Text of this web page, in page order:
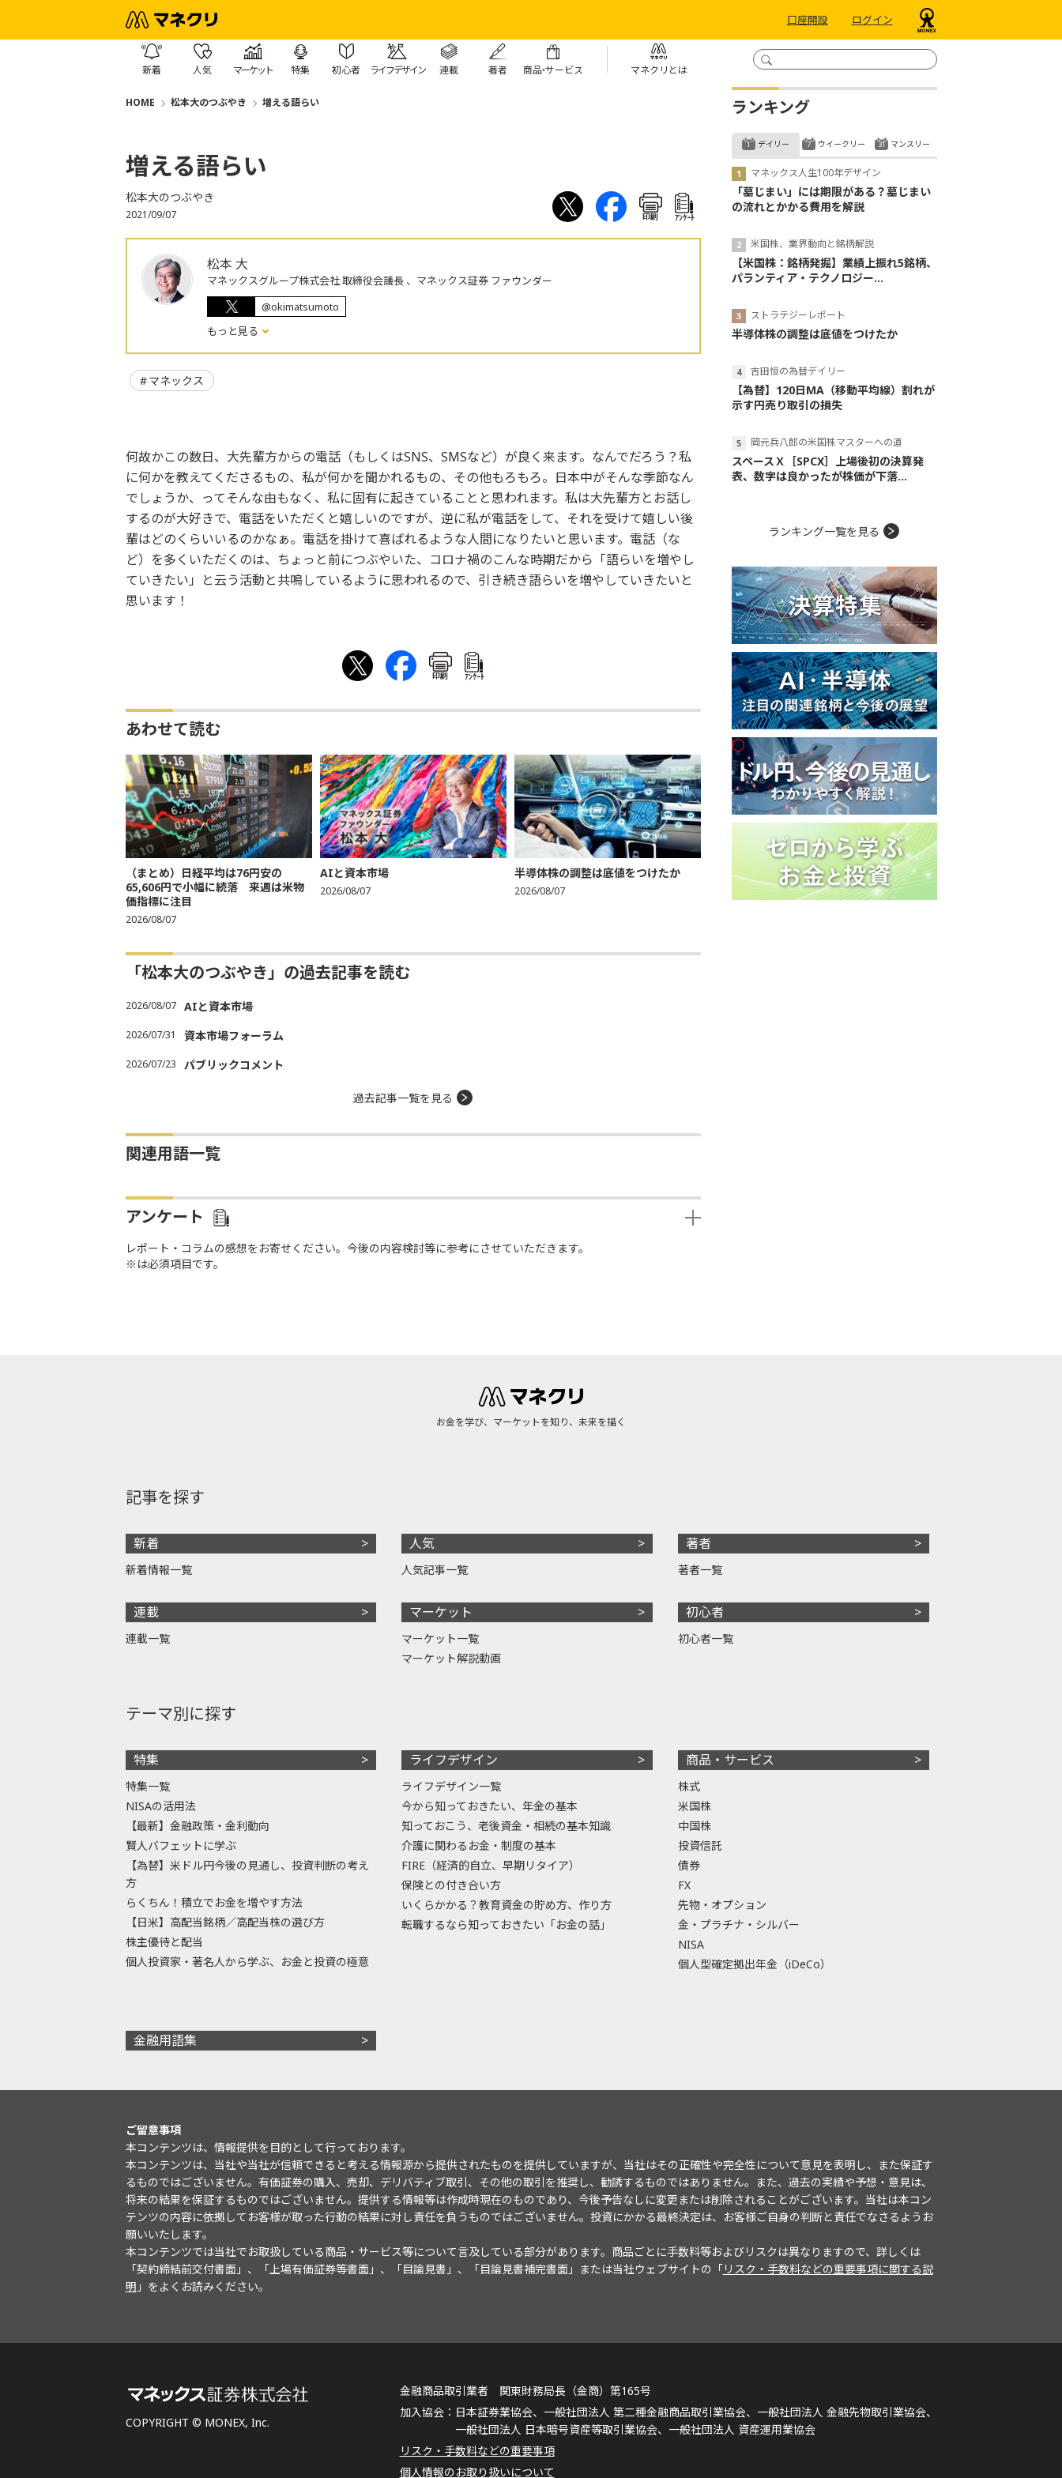
口座開設 ログイン
新着 人気 マーケット 特集 初心者 ライフデザイン 連載 著者 商品・サービス マネクリとは
HOME 松本大のつぶやき 増える語らい
増える語らい
松本大のつぶやき
2021/09/07 印刷 ｱﾝｹｰﾄ
松本 大
マネックスグループ株式会社 取締役会議長 、マネックス証券 ファウンダー
@okimatsumoto
もっと見る
マネックス
何故かこの数日、大先輩方からの電話（もしくはSNS、SMSなど）が良く来ます。なんでだろう？私
に何かを教えてくださるもの、私が何かを聞かれるもの、その他もろもろ。日本中がそんな季節なん
でしょうか、ってそんな由もなく、私に固有に起きていることと思われます。私は大先輩方とお話し
するのが大好きで、電話をいただくと嬉しいのですが、逆に私が電話をして、それを受けて嬉しい後
輩はどのくらいいるのかなぁ。電話を掛けて喜ばれるような人間になりたいと思います。電話（な
ど）を多くいただくのは、ちょっと前につぶやいた、コロナ禍のこんな時期だから「語らいを増やし
ていきたい」と云う活動と共鳴しているように思われるので、引き続き語らいを増やしていきたいと
思います！
印刷 ｱﾝｹｰﾄ
あわせて読む
（まとめ）日経平均は76円安の
65,606円で小幅に続落 来週は米物
価指標に注目
2026/08/07
AIと資本市場
2026/08/07
半導体株の調整は底値をつけたか
2026/08/07
「松本大のつぶやき」の過去記事を読む
2026/08/07 AIと資本市場
2026/07/31 資本市場フォーラム
2026/07/23 パブリックコメント
過去記事一覧を見る
関連用語一覧
アンケート
レポート・コラムの感想をお寄せください。今後の内容検討等に参考にさせていただきます。
※は必須項目です。
ランキング
デイリー
マネックス人生100年デザイン
「墓じまい」には期限がある？墓じまい
の流れとかかる費用を解説
米国株、業界動向と銘柄解説
【米国株：銘柄発掘】業績上振れ5銘柄、
パランティア・テクノロジー...
ストラテジーレポート
半導体株の調整は底値をつけたか
吉田恒の為替デイリー
【為替】120日MA（移動平均線）割れが
示す円売り取引の損失
岡元兵八郎の米国株マスターへの道
スペースＸ［SPCX］上場後初の決算発
表、数字は良かったが株価が下落...
ウイークリー マンスリー
ランキング一覧を見る
お金を学び、マーケットを知り、未来を描く
記事を探す
新着
新着情報一覧
連載
連載一覧
人気
人気記事一覧
マーケット
マーケット一覧
マーケット解説動画
著者
著者一覧
初心者
初心者一覧
テーマ別に探す
特集
特集一覧
NISAの活用法
【最新】金融政策・金利動向
賢人バフェットに学ぶ
【為替】米ドル円今後の見通し、投資判断の考え
方
らくちん！積立でお金を増やす方法
【日米】高配当銘柄／高配当株の選び方
株主優待と配当
個人投資家・著名人から学ぶ、お金と投資の極意
ライフデザイン
ライフデザイン一覧
今から知っておきたい、年金の基本
知っておこう、老後資金・相続の基本知識
介護に関わるお金・制度の基本
FIRE（経済的自立、早期リタイア）
保険との付き合い方
いくらかかる？教育資金の貯め方、作り方
転職するなら知っておきたい「お金の話」
商品・サービス
株式
米国株
中国株
投資信託
債券
FX
先物・オプション
金・プラチナ・シルバー
NISA
個人型確定拠出年金（iDeCo）
金融用語集
ご留意事項
本コンテンツは、情報提供を目的として行っております。
本コンテンツは、当社や当社が信頼できると考える情報源から提供されたものを提供していますが、当社はその正確性や完全性について意見を表明し、また保証す
るものではございません。有価証券の購入、売却、デリバティブ取引、その他の取引を推奨し、勧誘するものではありません。また、過去の実績や予想・意見は、
将来の結果を保証するものではございません。提供する情報等は作成時現在のものであり、今後予告なしに変更または削除されることがございます。当社は本コン
テンツの内容に依拠してお客様が取った行動の結果に対し責任を負うものではございません。投資にかかる最終決定は、お客様ご自身の判断と責任でなさるようお
願いいたします。
本コンテンツでは当社でお取扱している商品・サービス等について言及している部分があります。商品ごとに手数料等およびリスクは異なりますので、詳しくは
「契約締結前交付書面」、「上場有価証券等書面」、「目論見書」、「目論見書補完書面」または当社ウェブサイトの「リスク・手数料などの重要事項に関する説
明 」をよくお読みください。
COPYRIGHT © MONEX, Inc.
金融商品取引業者 関東財務局長（金商）第165号
日本証券業協会、一般社団法人 第二種金融商品取引業協会、一般社団法人 金融先物取引業協会、
一般社団法人 日本暗号資産等取引業協会、一般社団法人 資産運用業協会
リスク・手数料などの重要事項
個人情報のお取り扱いについて